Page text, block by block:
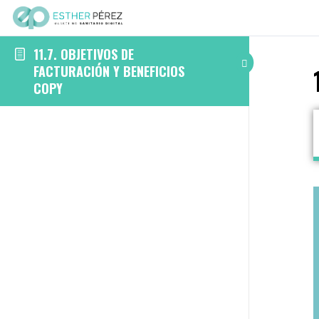
11.7. OBJETIVOS DE
FACTURACIÓN Y BENEFICIOS
COPY